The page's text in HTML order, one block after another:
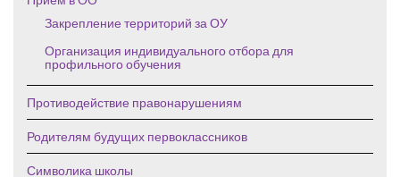
Закрепление территорий за ОУ
Организация индивидуального отбора для
профильного обучения
Противодействие правонарушениям
Родителям будущих первоклассников
Символика школы